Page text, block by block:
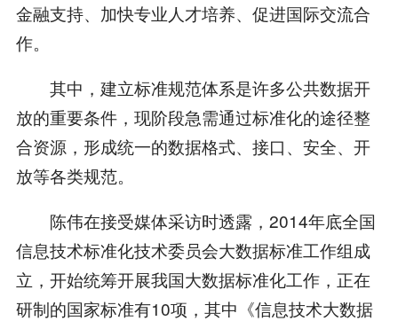
金融支持、加快专业人才培养、促进国际交流合
作。
其中，建立标准规范体系是许多公共数据开
放的重要条件，现阶段急需通过标准化的途径整
合资源，形成统一的数据格式、接口、安全、开
放等各类规范。
陈伟在接受媒体采访时透露，2014年底全国
信息技术标准化技术委员会大数据标准工作组成
立，开始统筹开展我国大数据标准化工作，正在
研制的国家标准有10项，其中《信息技术大数据